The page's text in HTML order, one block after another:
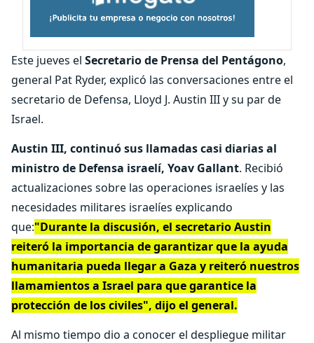
Este jueves el Secretario de Prensa del Pentágono,
general Pat Ryder, explicó las conversaciones entre el
secretario de Defensa, Lloyd J. Austin III y su par de
Israel.
Austin III, continuó sus llamadas casi diarias al
ministro de Defensa israelí, Yoav Gallant. Recibió
actualizaciones sobre las operaciones israelíes y las
necesidades militares israelíes explicando
que:"Durante la discusión, el secretario Austin
reiteró la importancia de garantizar que la ayuda
humanitaria pueda llegar a Gaza y reiteró nuestros
llamamientos a Israel para que garantice la
protección de los civiles", dijo el general.
Al mismo tiempo dio a conocer el despliegue militar